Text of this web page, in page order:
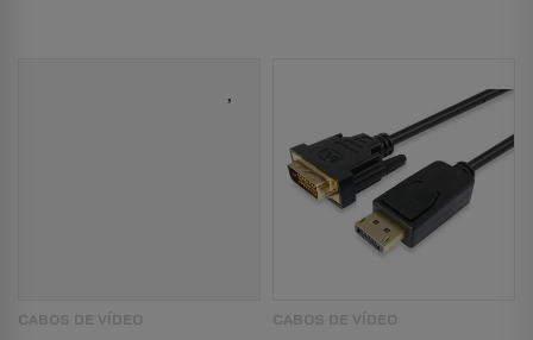
CABOS DE VÍDEO CABOS DE VÍDEO